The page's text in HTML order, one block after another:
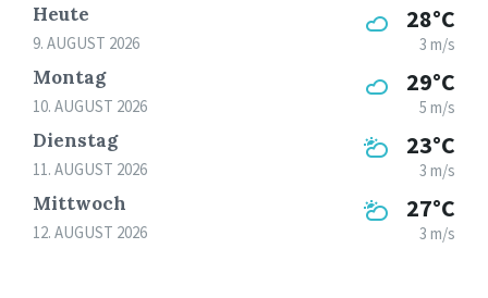
Heute
9. AUGUST 2026
28°C
3 m/s
Montag
10. AUGUST 2026
29°C
5 m/s
Dienstag
11. AUGUST 2026
23°C
3 m/s
Mittwoch
12. AUGUST 2026
27°C
3 m/s